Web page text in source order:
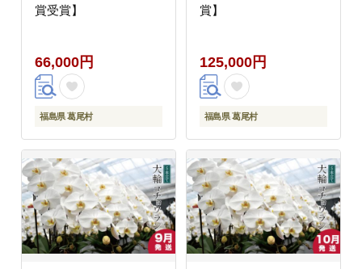
賞受賞】
66,000円
福島県 葛尾村
賞】
125,000円
福島県 葛尾村